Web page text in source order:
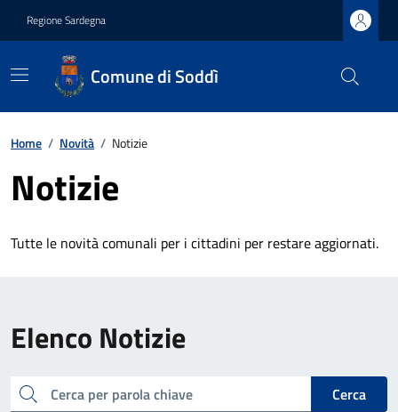
Regione Sardegna
Comune di Soddì
Home / Novità / Notizie
Notizie
Tutte le novità comunali per i cittadini per restare aggiornati.
Elenco Notizie
cerca
Cerca